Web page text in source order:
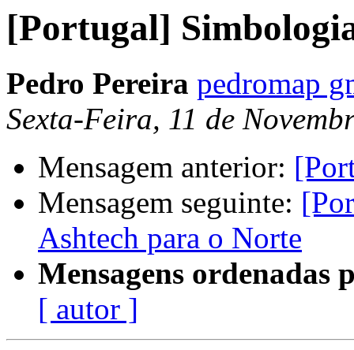
[Portugal]
Pedro Pereira pedromap
Sexta-Feira, 11 de
Mensagem anterior:
Mensagem seguinte:
Ashtech para o Norte
Mensagens ordenadas
[ autor ]